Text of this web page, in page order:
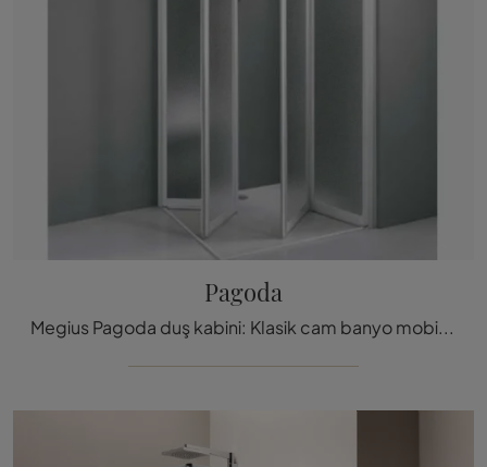
Pagoda
Megius Pagoda duş kabini: Klasik cam banyo mobilyalarını keşfedin ve banyonuzu de